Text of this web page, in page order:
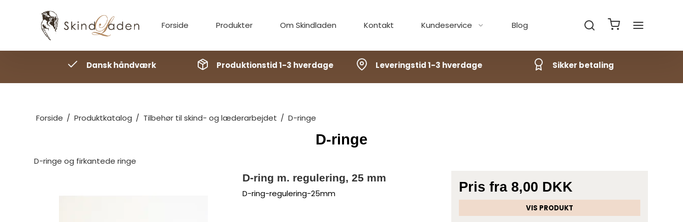
Forside Produkter Om Skindladen Kontakt Kundeservice Blog
Dansk håndværk Produktionstid 1-3 hverdage Leveringstid 1-3 hverdage Sikker betaling
Forside / Produktkatalog / Tilbehør til skind- og læderarbejdet / D-ringe
D-ringe
D-ringe og firkantede ringe
D-ring m. regulering, 25 mm
D-ring-regulering-25mm Pris fra 8,00 DKK
VIS PRODUKT